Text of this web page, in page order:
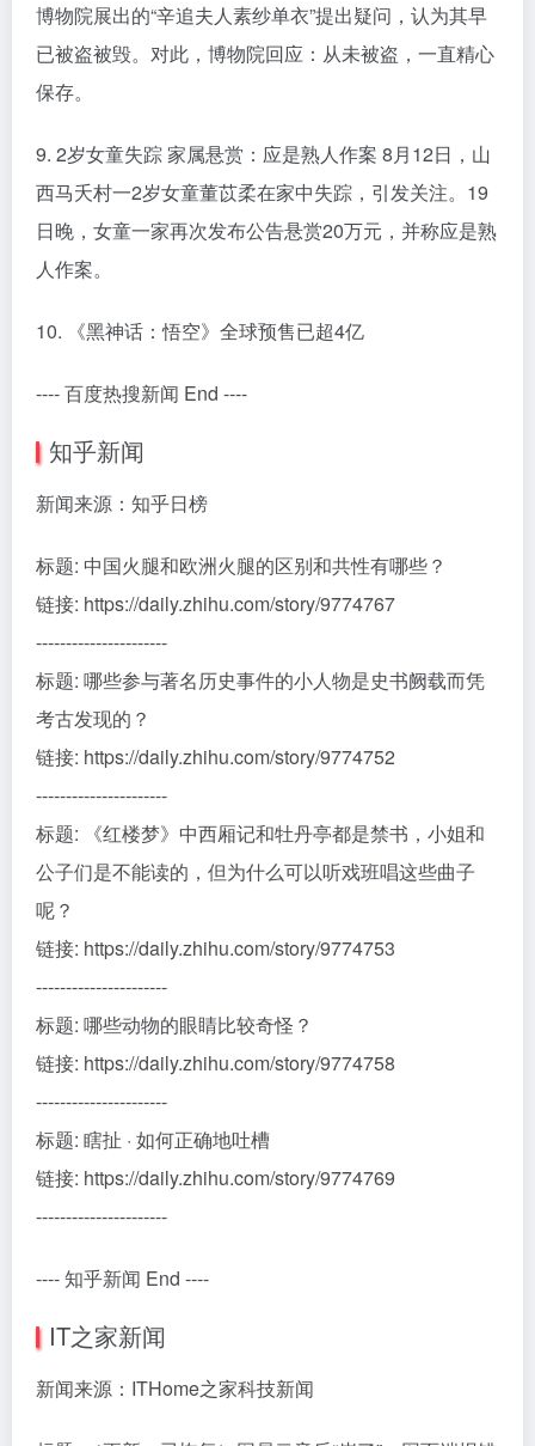
博物院展出的“辛追夫人素纱单衣”提出疑问，认为其早
已被盗被毁。对此，博物院回应：从未被盗，一直精心
保存。
9. 2岁女童失踪 家属悬赏：应是熟人作案 8月12日，山
西马夭村一2岁女童董苡柔在家中失踪，引发关注。19
日晚，女童一家再次发布公告悬赏20万元，并称应是熟
人作案。
10. 《黑神话：悟空》全球预售已超4亿
---- 百度热搜新闻 End ----
知乎新闻
新闻来源：知乎日榜
标题: 中国火腿和欧洲火腿的区别和共性有哪些？
链接: https://daily.zhihu.com/story/9774767
----------------------
标题: 哪些参与著名历史事件的小人物是史书阙载而凭
考古发现的？
链接: https://daily.zhihu.com/story/9774752
----------------------
标题: 《红楼梦》中西厢记和牡丹亭都是禁书，小姐和
公子们是不能读的，但为什么可以听戏班唱这些曲子
呢？
链接: https://daily.zhihu.com/story/9774753
----------------------
标题: 哪些动物的眼睛比较奇怪？
链接: https://daily.zhihu.com/story/9774758
----------------------
标题: 瞎扯 · 如何正确地吐槽
链接: https://daily.zhihu.com/story/9774769
----------------------
---- 知乎新闻 End ----
IT之家新闻
新闻来源：ITHome之家科技新闻